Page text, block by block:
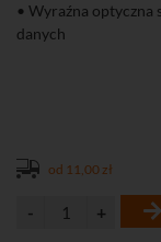
• Wyraźna optyczna
danych
• Łatwe i szybkie
• Dodatkowe złącze
VDC do innych
• Łatwa rozbudowa
od 11,00 zł